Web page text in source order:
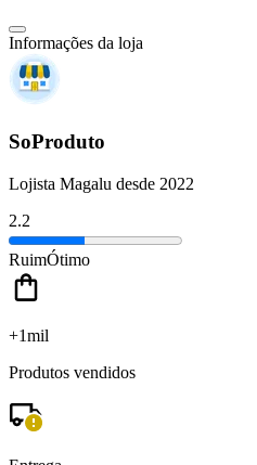
Informações da loja
SoProduto
Lojista Magalu desde 2022
2.2
RuimÓtimo
+1mil
Produtos vendidos